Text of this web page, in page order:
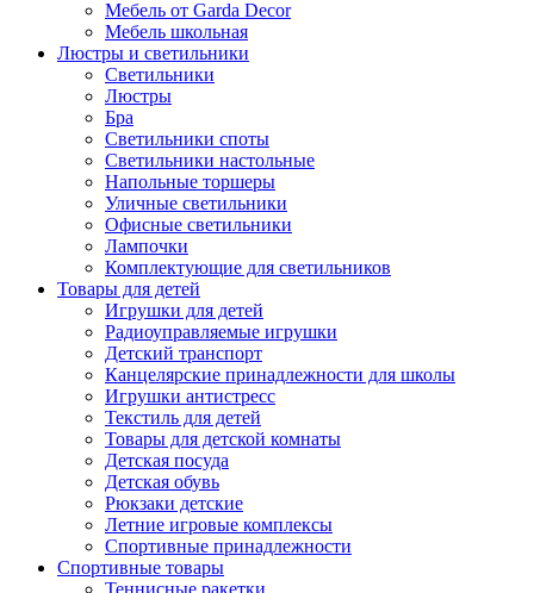
Мебель от Garda Decor
Мебель школьная
Люстры и светильники
Светильники
Люстры
Бра
Светильники споты
Светильники настольные
Напольные торшеры
Уличные светильники
Офисные светильники
Лампочки
Комплектующие для светильников
Товары для детей
Игрушки для детей
Радиоуправляемые игрушки
Детский транспорт
Канцелярские принадлежности для школы
Игрушки антистресс
Текстиль для детей
Товары для детской комнаты
Детская посуда
Детская обувь
Рюкзаки детские
Летние игровые комплексы
Спортивные принадлежности
Спортивные товары
Теннисные ракетки